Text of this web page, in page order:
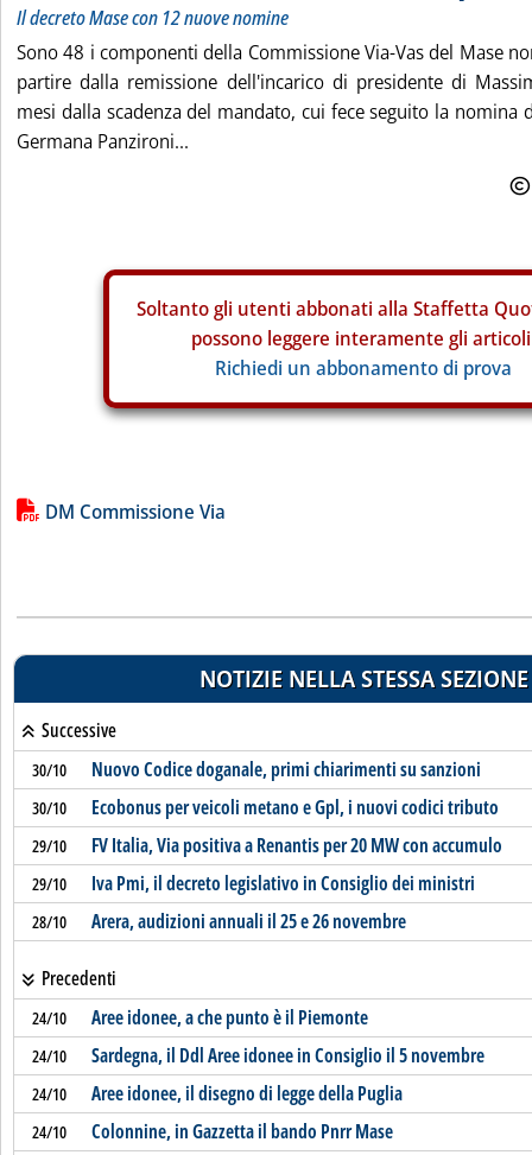
Il decreto Mase con 12 nuove nomine
Sono 48 i componenti della Commissione Via-Vas del Mase
partire dalla remissione dell'incarico di presidente di
mesi dalla scadenza del mandato, cui fece seguito la nomina
Germana Panzironi...
Soltanto gli utenti abbonati alla Staffetta
possono leggere interamente gli
Richiedi un abbonamento di prova
Lista allegati PDF alla notizia
DM Commissione Via
NOTIZIE NELLA STESSA SEZIONE
Successive
30/10 Nuovo Codice doganale, primi chiarimenti su sanzioni
30/10 Ecobonus per veicoli metano e Gpl, i nuovi codici tributo
29/10 FV Italia, Via positiva a Renantis per 20 MW con accumulo
29/10 Iva Pmi, il decreto legislativo in Consiglio dei ministri
28/10 Arera, audizioni annuali il 25 e 26 novembre
Precedenti
24/10 Aree idonee, a che punto è il Piemonte
24/10 Sardegna, il Ddl Aree idonee in Consiglio il 5 novembre
24/10 Aree idonee, il disegno di legge della Puglia
24/10 Colonnine, in Gazzetta il bando Pnrr Mase